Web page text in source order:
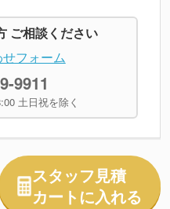
ご相談ください
フォーム
9911
土日祝を除く
スタッフ見積
カートに入れる